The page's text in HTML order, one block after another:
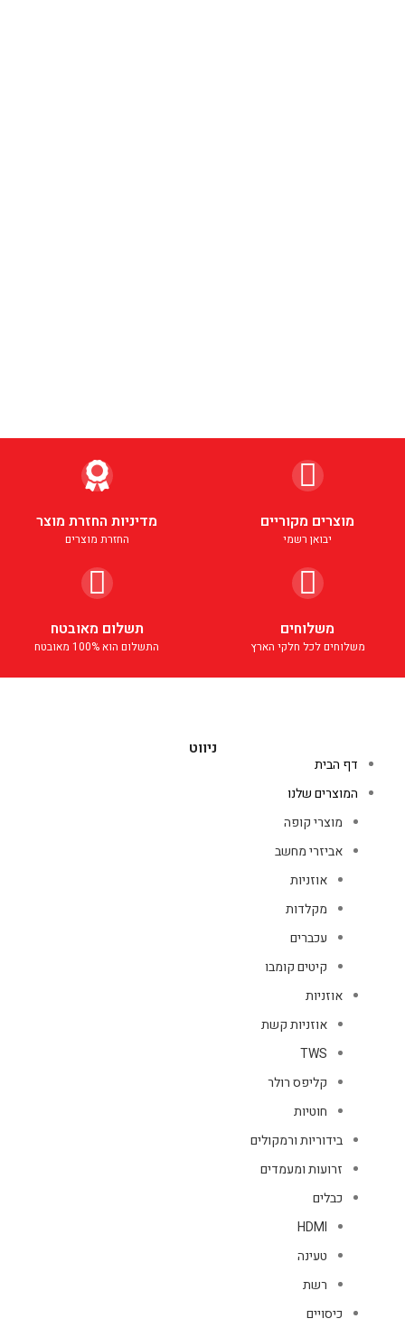
מוצרים מקוריים
יבואן רשמי
מדיניות החזרת מוצר
החזרת מוצרים
משלוחים
משלוחים לכל חלקי הארץ
תשלום מאובטח
התשלום הוא 100% מאובטח
ניווט
דף הבית
המוצרים שלנו
מוצרי קופה
אביזרי מחשב
אוזניות
מקלדות
עכברים
קיטים קומבו
אוזניות
אוזניות קשת
TWS
קליפס רולר
חוטיות
בידוריות ורמקולים
זרועות ומעמדים
כבלים
HDMI
טעינה
רשת
כיסויים